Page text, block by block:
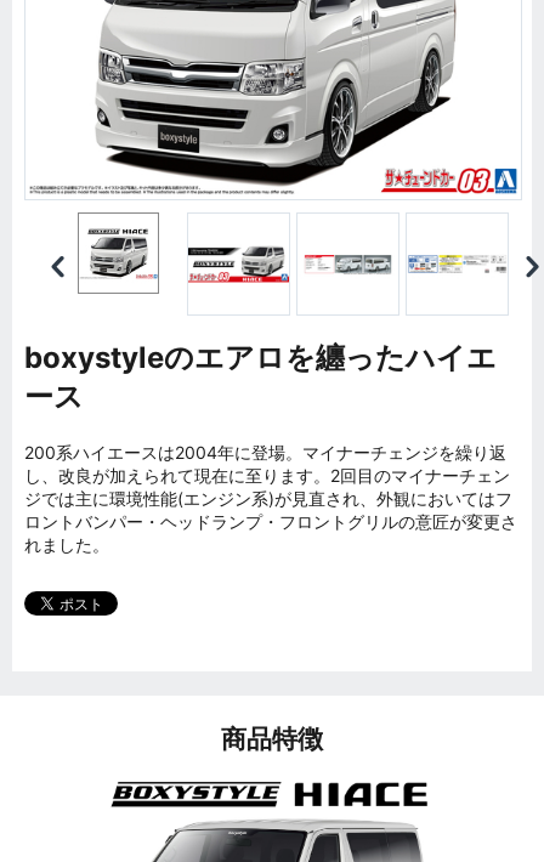
boxystyleのエアロを纏ったハイエ
ース
200系ハイエースは2004年に登場。マイナーチェンジを繰り返
し、改良が加えられて現在に至ります。2回目のマイナーチェン
ジでは主に環境性能(エンジン系)が見直され、外観においてはフ
ロントバンパー・ヘッドランプ・フロントグリルの意匠が変更さ
れました。
商品特徴